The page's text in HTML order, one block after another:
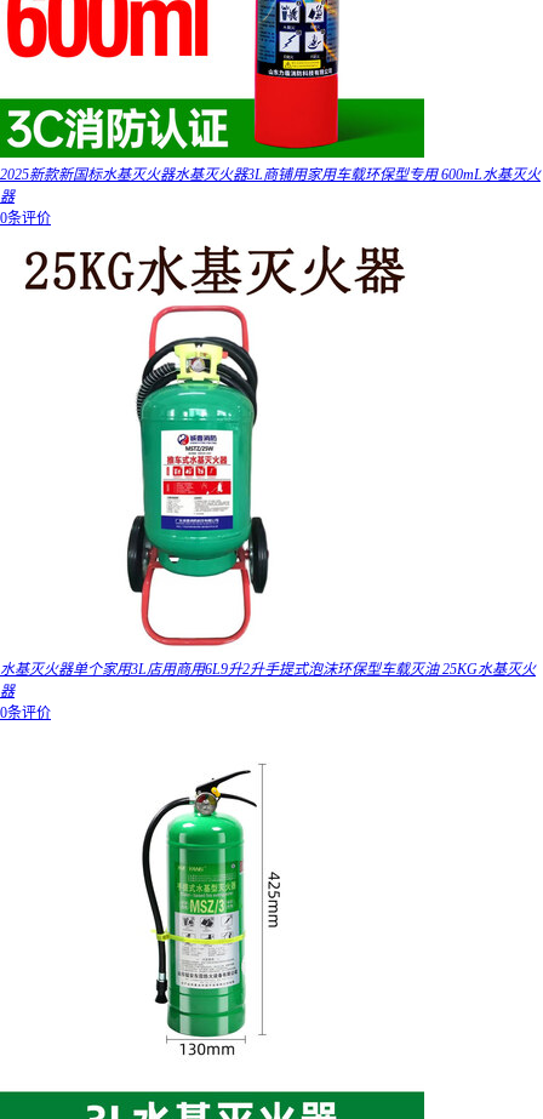
2025新款新国标水基灭火器水基灭火器3L商铺用家用车载环保型专用 600mL水基灭火
器
0条评价
水基灭火器单个家用3L店用商用6L9升2升手提式泡沫环保型车载灭油 25KG水基灭火
器
0条评价